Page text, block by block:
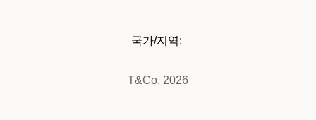
T&Co. 2026
국가/지역: